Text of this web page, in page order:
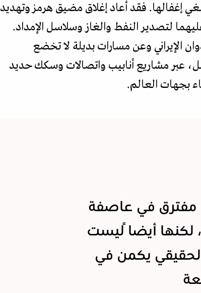
إغفالها. فقد أعاد إغلاق مضيق هرمز وتهديد
لتصدير النفط والغاز وسلاسل الإمداد.
الإيراني وعن مسارات بديلة لا تخضع
عبر مشاريع أنابيب واتصالات وسكك حديد
بجهات العالم.
مفترق في عاصفة
لكنها أيضاً ليست
يكمن في